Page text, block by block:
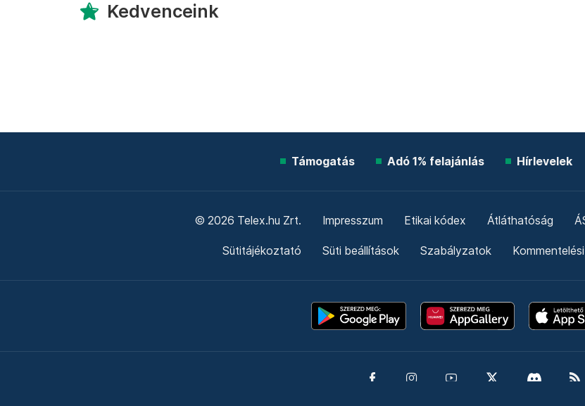
Kedvenceink
Támogatás Adó 1% felajánlás Hírlevelek
© 2026 Telex.hu Zrt. Impresszum Etikai kódex Átláthatóság
Sütitájékoztató Süti beállítások Szabályzatok